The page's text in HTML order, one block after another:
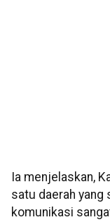
Ia menjelaskan,
satu daerah yang
komunikasi